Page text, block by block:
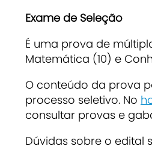
Exame de Seleção
É uma prova de
Matemática (10) e
O conteúdo da prova
processo seletivo. No
consultar provas e
Dúvidas sobre o edital